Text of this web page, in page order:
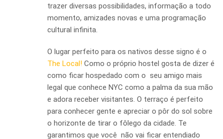
trazer diversas possibilidades, informação a todo
momento, amizades novas e uma programação
cultural infinita.
O lugar perfeito para os nativos desse signo é o
The Local! Como o próprio hostel gosta de dizer é
como ficar hospedado com o seu amigo mais
legal que conhece NYC como a palma da sua mão
e adora receber visitantes. O terraço é perfeito
para conhecer gente e apreciar o pôr do sol sobre
o horizonte de tirar o fôlego da cidade. Te
garantimos que você não vai ficar entendiado